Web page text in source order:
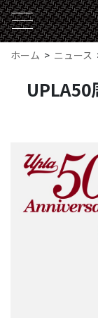
ホーム ニュース